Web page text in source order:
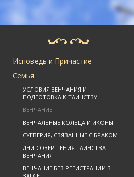
Исповедь и Причастие
Семья
УСЛОВИЯ ВЕНЧАНИЯ И
ПОДГОТОВКА К ТАИНСТВУ
ВЕНЧАНИЕ
ВЕНЧАЛЬНЫЕ КОЛЬЦА И ИКОНЫ
СУЕВЕРИЯ, СВЯЗАННЫЕ С БРАКОМ
ДНИ СОВЕРШЕНИЯ ТАИНСТВА
ВЕНЧАНИЯ
ВЕНЧАНИЕ БЕЗ РЕГИСТРАЦИИ В